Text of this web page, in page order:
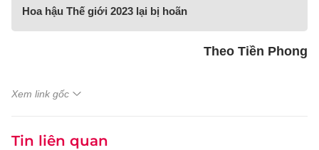
Hoa hậu Thế giới 2023 lại bị hoãn
Theo Tiền Phong
Xem link gốc
Tin liên quan